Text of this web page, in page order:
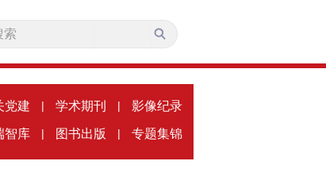
党建 | 学术期刊 | 影像纪录
智库 | 图书出版 | 专题集锦